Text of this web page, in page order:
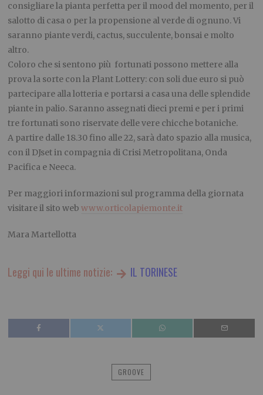
consigliare la pianta perfetta per il mood del momento, per il
salotto di casa o per la propensione al verde di ognuno. Vi
saranno piante verdi, cactus, succulente, bonsai e molto
altro.
Coloro che si sentono più fortunati possono mettere alla
prova la sorte con la Plant Lottery: con soli due euro si può
partecipare alla lotteria e portarsi a casa una delle splendide
piante in palio. Saranno assegnati dieci premi e per i primi
tre fortunati sono riservate delle vere chicche botaniche.
A partire dalle 18.30 fino alle 22, sarà dato spazio alla musica,
con il DJset in compagnia di Crisi Metropolitana, Onda
Pacifica e Neeca.
Per maggiori informazioni sul programma della giornata
visitare il sito webwww.orticolapiemonte.it
Mara Martellotta
Leggi qui le ultime notizie: IL TORINESE
GROOVE